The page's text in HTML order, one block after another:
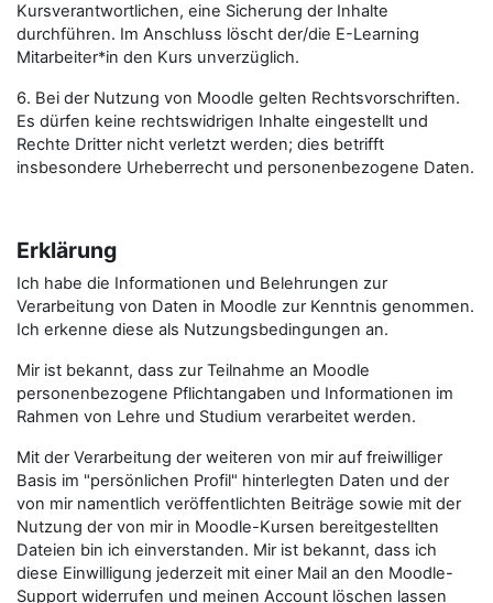
Kursverantwortlichen, eine Sicherung der Inhalte
durchführen. Im Anschluss löscht der/die E-Learning
Mitarbeiter*in den Kurs unverzüglich.
6. Bei der Nutzung von Moodle gelten Rechtsvorschriften.
Es dürfen keine rechtswidrigen Inhalte eingestellt und
Rechte Dritter nicht verletzt werden; dies betrifft
insbesondere Urheberrecht und personenbezogene Daten.
Erklärung
Ich habe die Informationen und Belehrungen zur
Verarbeitung von Daten in Moodle zur Kenntnis genommen.
Ich erkenne diese als Nutzungsbedingungen an.
Mir ist bekannt, dass zur Teilnahme an Moodle
personenbezogene Pflichtangaben und Informationen im
Rahmen von Lehre und Studium verarbeitet werden.
Mit der Verarbeitung der weiteren von mir auf freiwilliger
Basis im "persönlichen Profil" hinterlegten Daten und der
von mir namentlich veröffentlichten Beiträge sowie mit der
Nutzung der von mir in Moodle-Kursen bereitgestellten
Dateien bin ich einverstanden. Mir ist bekannt, dass ich
diese Einwilligung jederzeit mit einer Mail an den Moodle-
Support widerrufen und meinen Account löschen lassen